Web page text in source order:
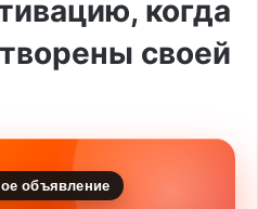
когда
своей
объявление